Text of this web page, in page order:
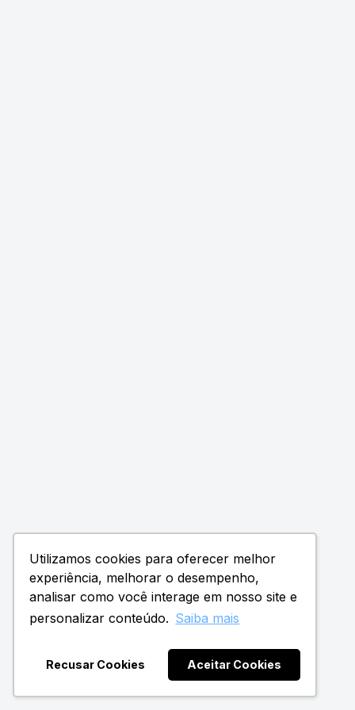
Utilizamos cookies para oferecer melhor
experiência, melhorar o desempenho,
analisar como você interage em nosso site e
personalizar conteúdo. Saiba mais
Recusar Cookies Aceitar Cookies